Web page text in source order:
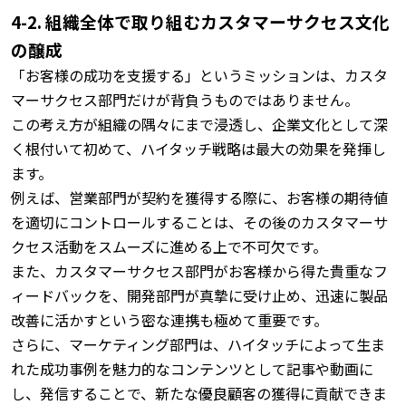
4-2. 組織全体で取り組むカスタマーサクセス文化
の醸成
「お客様の成功を支援する」というミッションは、カスタ
マーサクセス部門だけが背負うものではありません。
この考え方が組織の隅々にまで浸透し、企業文化として深
く根付いて初めて、ハイタッチ戦略は最大の効果を発揮し
ます。
例えば、営業部門が契約を獲得する際に、お客様の期待値
を適切にコントロールすることは、その後のカスタマーサ
クセス活動をスムーズに進める上で不可欠です。
また、カスタマーサクセス部門がお客様から得た貴重なフ
ィードバックを、開発部門が真摯に受け止め、迅速に製品
改善に活かすという密な連携も極めて重要です。
さらに、マーケティング部門は、ハイタッチによって生ま
れた成功事例を魅力的なコンテンツとして記事や動画に
し、発信することで、新たな優良顧客の獲得に貢献できま